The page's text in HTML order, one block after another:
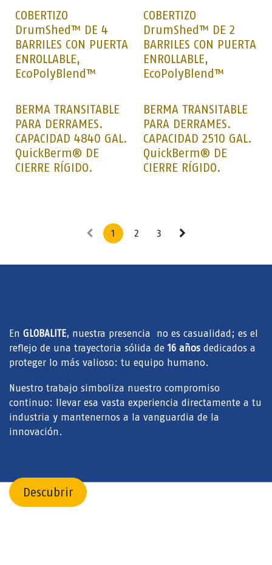
COBERTIZO
DrumShed™ DE 4
BARRILES CON PUERTA
ENROLLABLE,
EcoPolyBlend™
COBERTIZO
DrumShed™ DE 2
BARRILES CON PUERTA
ENROLLABLE,
EcoPolyBlend™
BERMA TRANSITABLE
PARA DERRAMES.
CAPACIDAD 4840 GAL.
QuickBerm® DE
CIERRE RÍGIDO.
BERMA TRANSITABLE
PARA DERRAMES.
CAPACIDAD 2510 GAL.
QuickBerm® DE
CIERRE RÍGIDO.
1 2 3
En GLOBALITE, nuestra presencia no es casualidad; es el
reflejo de una trayectoria sólida de 16 años dedicados a
proteger lo más valioso: tu equipo humano.
Nuestro trabajo simboliza nuestro compromiso
continuo: llevar esa vasta experiencia directamente a tu
industria y mantenernos a la vanguardia de la
innovación.
Descubrir